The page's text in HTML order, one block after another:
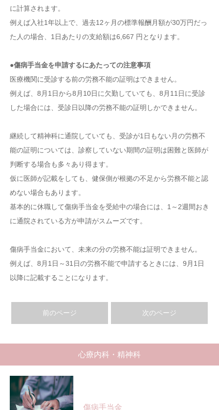
に計算されます。
例えば入社1年以上で、過去12ヶ月の標準報酬月額が30万円だっ
た人の場合、1日あたりの支給額は6,667 円となります。
●傷病手当金を申請するにあたっての注意事項
医療機関に受診する前の労務不能の証明はできません。
例えば、8月1日から8月10日に欠勤していても、8月11日に受診
した場合には、受診日以降の労務不能の証明しかできません。
継続して精神科に通院していても、受診が1日もない月の労務不
能の証明については、診察していない期間の証明は困難と医師が
判断する場合も多々あり得ます。
仮に医師が記載をしても、健保側が根拠の不足から労務不能と認
めない場合もあります。
基本的に休職して傷病手当金を受給中の場合には、1～2週間おき
に通院されている方が申請がスムーズです。
傷病手当金において、未来の分の労務不能は証明できません。
例えば、8月1日～31日の労務不能で申請するときには、9月1日
以降に記載することになります。
前のページ 次のページ
心療内科・精神科
傷病手当金